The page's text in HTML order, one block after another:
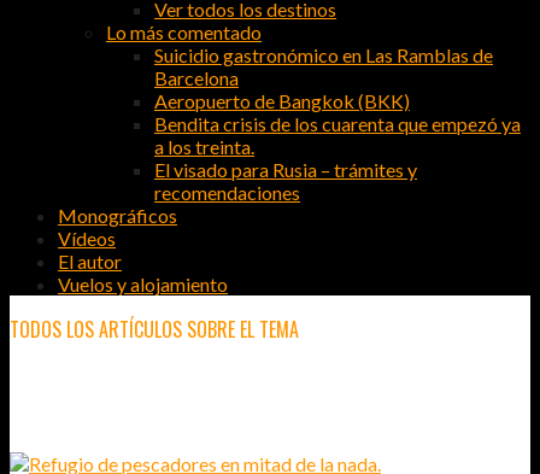
Ver todos los destinos
Lo más comentado
Suicidio gastronómico en Las Ramblas de
Barcelona
Aeropuerto de Bangkok (BKK)
Bendita crisis de los cuarenta que empezó ya
a los treinta.
El visado para Rusia – trámites y
recomendaciones
Monográficos
Vídeos
El autor
Vuelos y alojamiento
TODOS LOS ARTÍCULOS SOBRE EL TEMA